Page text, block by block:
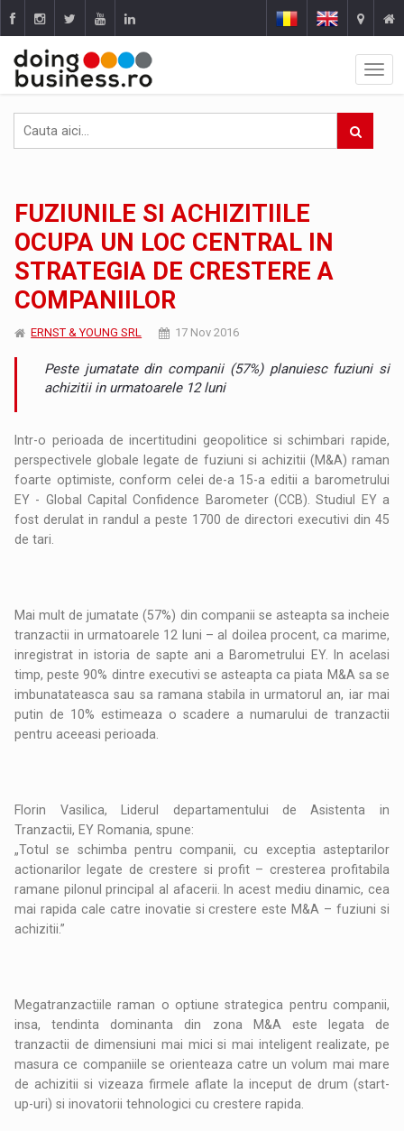
FUZIUNILE SI ACHIZITIILE
OCUPA UN LOC CENTRAL IN
STRATEGIA DE CRESTERE A
COMPANIILOR
ERNST & YOUNG SRL 17 Nov 2016
Peste jumatate din companii (57%) planuiesc fuziuni si
achizitii in urmatoarele 12 luni
Intr-o perioada de incertitudini geopolitice si schimbari rapide,
perspectivele globale legate de fuziuni si achizitii (M&A) raman
foarte optimiste, conform celei de-a 15-a editii a barometrului
EY - Global Capital Confidence Barometer (CCB). Studiul EY a
fost derulat in randul a peste 1700 de directori executivi din 45
de tari.
Mai mult de jumatate (57%) din companii se asteapta sa incheie
tranzactii in urmatoarele 12 luni – al doilea procent, ca marime,
inregistrat in istoria de sapte ani a Barometrului EY. In acelasi
timp, peste 90% dintre executivi se asteapta ca piata M&A sa se
imbunatateasca sau sa ramana stabila in urmatorul an, iar mai
putin de 10% estimeaza o scadere a numarului de tranzactii
pentru aceeasi perioada.
Florin Vasilica, Liderul departamentului de Asistenta in
Tranzactii, EY Romania, spune:
„Totul se schimba pentru companii, cu exceptia asteptarilor
actionarilor legate de crestere si profit – cresterea profitabila
ramane pilonul principal al afacerii. In acest mediu dinamic, cea
mai rapida cale catre inovatie si crestere este M&A – fuziuni si
achizitii.”
Megatranzactiile raman o optiune strategica pentru companii,
insa, tendinta dominanta din zona M&A este legata de
tranzactii de dimensiuni mai mici si mai inteligent realizate, pe
masura ce companiile se orienteaza catre un volum mai mare
de achizitii si vizeaza firmele aflate la inceput de drum (start-
up-uri) si inovatorii tehnologici cu crestere rapida.